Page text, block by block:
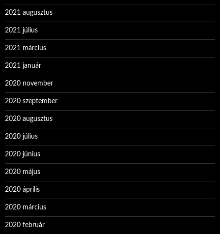
2021 augusztus
2021 július
2021 március
2021 január
2020 november
2020 szeptember
2020 augusztus
2020 július
2020 június
2020 május
2020 április
2020 március
2020 február